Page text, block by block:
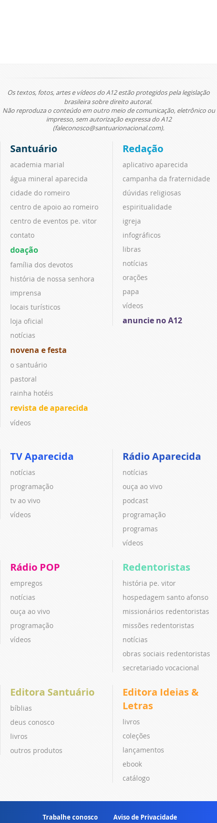
Os textos, fotos, artes e vídeos do A12 estão protegidos pela legislação
brasileira sobre direito autoral.
Não reproduza o conteúdo em outro meio de comunicação, eletrônico ou
impresso, sem autorização expressa do A12
(faleconosco@santuarionacional.com).
Santuário
academia marial
água mineral aparecida
cidade do romeiro
centro de apoio ao romeiro
centro de eventos pe. vitor
contato
doação
família dos devotos
história de nossa senhora
imprensa
locais turísticos
loja oficial
notícias
novena e festa
o santuário
pastoral
rainha hotéis
revista de aparecida
vídeos
Redação
aplicativo aparecida
campanha da fraternidade
dúvidas religiosas
espiritualidade
igreja
infográficos
libras
notícias
orações
papa
vídeos
anuncie no A12
TV Aparecida
notícias
programação
tv ao vivo
vídeos
Rádio Aparecida
notícias
ouça ao vivo
podcast
programação
programas
vídeos
Rádio POP
empregos
notícias
ouça ao vivo
programação
vídeos
Redentoristas
história pe. vitor
hospedagem santo afonso
missionários redentoristas
missões redentoristas
notícias
obras sociais redentoristas
secretariado vocacional
Editora Santuário
bíblias
deus conosco
livros
outros produtos
Editora Ideias &
Letras
livros
coleções
lançamentos
ebook
catálogo
Trabalhe conosco Aviso de Privacidade